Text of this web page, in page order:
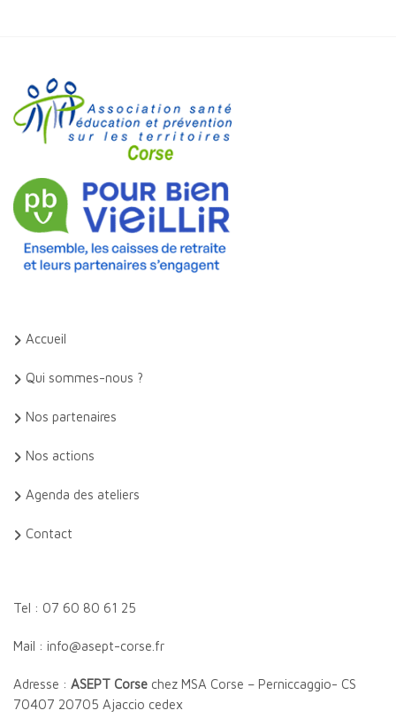
Accueil
Qui sommes-nous ?
Nos partenaires
Nos actions
Agenda des ateliers
Contact
Tel : 07 60 80 61 25
Mail : info@asept-corse.fr
Adresse : ASEPT Corse chez MSA Corse – Perniccaggio- CS
70407 20705 Ajaccio cedex